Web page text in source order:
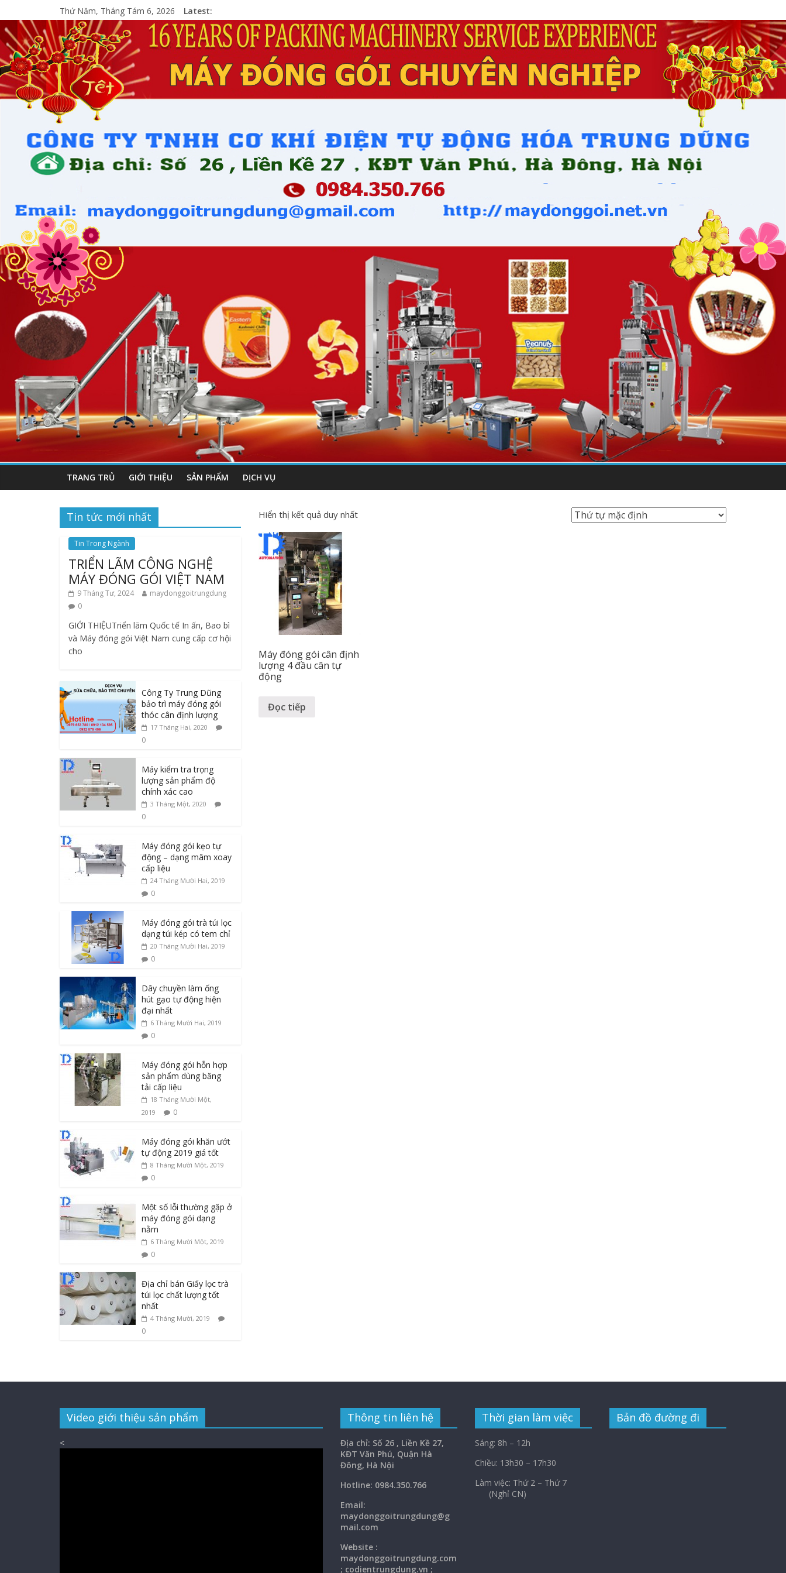
Thứ Năm, Tháng Tám 6, 2026 Latest:
TRANG TRỦ GIỚI THIỆU SẢN PHẨM DỊCH VỤ
Hiển thị kết quả duy nhất
Máy đóng gói cân định
lượng 4 đầu cân tự
động
Đọc tiếp
Tin tức mới nhất
Tin Trong Ngành
TRIỂN LÃM CÔNG NGHỆ
MÁY ĐÓNG GÓI VIỆT NAM
9 Tháng Tư, 2024
maydonggoitrungdung
0
GIỚI THIỆUTriển lãm Quốc tế In ấn, Bao bì
và Máy đóng gói Việt Nam cung cấp cơ hội
cho
Công Ty Trung Dũng
bảo trì máy đóng gói
thóc cân định lượng
17 Tháng Hai, 2020
0
Máy kiểm tra trọng
lượng sản phẩm độ
chính xác cao
3 Tháng Một, 2020
0
Máy đóng gói kẹo tự
động – dạng mâm xoay
cấp liệu
24 Tháng Mười Hai, 2019
0
Máy đóng gói trà túi lọc
dạng túi kép có tem chỉ
20 Tháng Mười Hai, 2019
0
Dây chuyền làm ống
hút gạo tự động hiện
đại nhất
6 Tháng Mười Hai, 2019
0
Máy đóng gói hỗn hợp
sản phẩm dùng băng
tải cấp liệu
18 Tháng Mười Một,
2019
0
Máy đóng gói khăn ướt
tự động 2019 giá tốt
8 Tháng Mười Một, 2019
0
Một số lỗi thường gặp ở
máy đóng gói dạng
nằm
6 Tháng Mười Một, 2019
0
Địa chỉ bán Giấy lọc trà
túi lọc chất lượng tốt
nhất
4 Tháng Mười, 2019
0
Video giới thiệu sản phẩm
<
Thông tin liên hệ
Địa chỉ: Số 26 , Liền Kề 27,
KĐT Văn Phú, Quận Hà
Đông, Hà Nội
Hotline: 0984.350.766
Email:
maydonggoitrungdung@g
mail.com
Website :
maydonggoitrungdung.com
; codientrungdung.vn ;
Thời gian làm việc
Sáng: 8h – 12h
Chiều: 13h30 – 17h30
Làm việc: Thứ 2 – Thứ 7
(Nghỉ CN)
Bản đồ đường đi